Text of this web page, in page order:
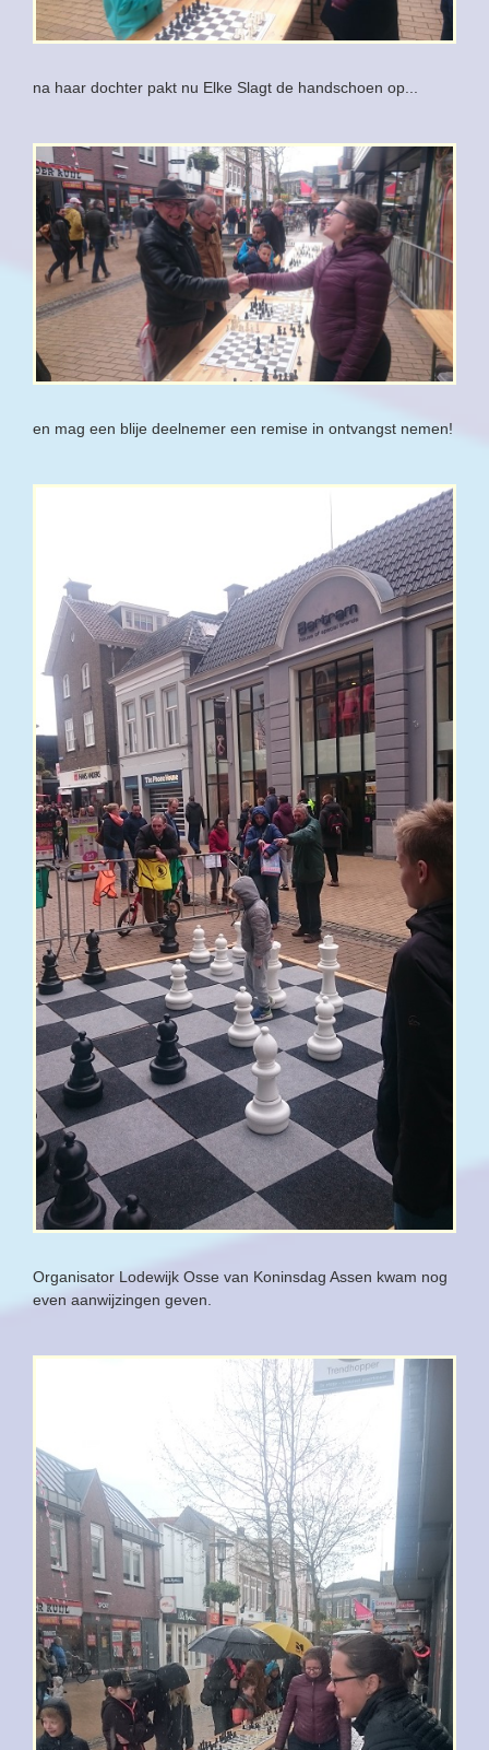
na haar dochter pakt nu Elke Slagt de handschoen op...
en mag een blije deelnemer een remise in ontvangst nemen!
Organisator Lodewijk Osse van Koninsdag Assen kwam nog
even aanwijzingen geven.